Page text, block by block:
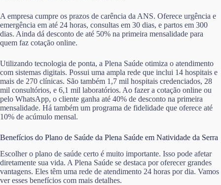
A empresa cumpre os prazos de carência da ANS. Oferece urgência e
emergência em até 24 horas, consultas em 30 dias, e partos em 300
dias. Ainda dá desconto de até 50% na primeira mensalidade para
quem faz cotação online.
Utilizando tecnologia de ponta, a Plena Saúde otimiza o atendimento
com sistemas digitais. Possui uma ampla rede que inclui 14 hospitais e
mais de 270 clínicas. São também 1,7 mil hospitais credenciados, 28
mil consultórios, e 6,1 mil laboratórios. Ao fazer a cotação online ou
pelo WhatsApp, o cliente ganha até 40% de desconto na primeira
mensalidade. Há também um programa de fidelidade que oferece até
10% de acúmulo mensal.
Benefícios do Plano de Saúde da Plena Saúde em Natividade da Serra
Escolher o plano de saúde certo é muito importante. Isso pode afetar
diretamente sua vida. A Plena Saúde se destaca por oferecer grandes
vantagens. Eles têm uma rede de atendimento 24 horas por dia. Vamos
ver esses benefícios com mais detalhes.